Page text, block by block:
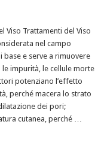
Viso Trattamenti del Viso
nel campo
e serve a rimuovere
impurità, le cellule morte
potenziano l’effetto
perché macera lo strato
dei pori;
cutanea, perché …